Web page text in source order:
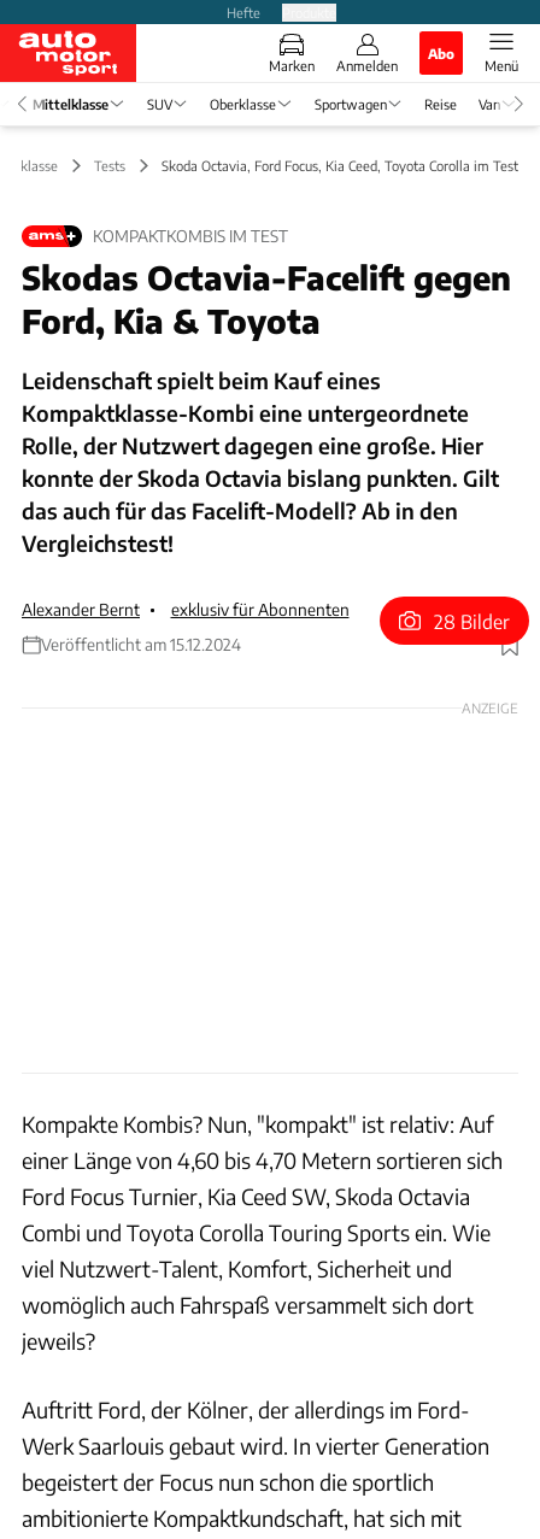
Hefte
Marken Anmelden
Abo
Menü
Mittelklasse SUV Oberklasse Sportwagen Reise Van
Tests Skoda Octavia, Ford Focus, Kia Ceed, Toyota Corolla im Test
KOMPAKTKOMBIS IM TEST
Skodas Octavia-Facelift gegen
Ford, Kia & Toyota
Leidenschaft spielt beim Kauf eines
Kompaktklasse-Kombi eine untergeordnete
Rolle, der Nutzwert dagegen eine große. Hier
konnte der Skoda Octavia bislang punkten. Gilt
das auch für das Facelift-Modell? Ab in den
Vergleichstest!
Alexander Bernt
exklusiv für Abonnenten
Veröffentlicht am 15.12.2024
Foto: Achim Hartmann
28 Bilder
ANZEIGE
Kompakte Kombis? Nun, "kompakt" ist relativ: Auf
einer Länge von 4,60 bis 4,70 Metern sortieren sich
Ford Focus Turnier, Kia Ceed SW, Skoda Octavia
Combi und Toyota Corolla Touring Sports ein. Wie
viel Nutzwert-Talent, Komfort, Sicherheit und
womöglich auch Fahrspaß versammelt sich dort
jeweils?
Auftritt Ford, der Kölner, der allerdings im Ford-
Werk Saarlouis gebaut wird. In vierter Generation
begeistert der Focus nun schon die sportlich
ambitionierte Kompaktkundschaft, hat sich mit